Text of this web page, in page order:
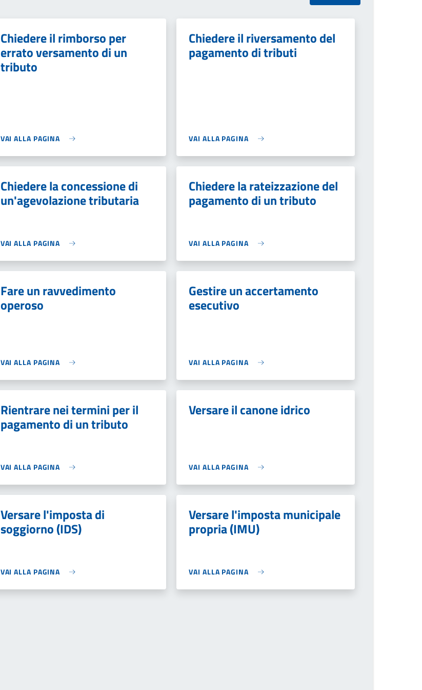
Chiedere il rimborso per
errato versamento di un
tributo
VAI ALLA PAGINA
Chiedere il riversamento del
pagamento di tributi
VAI ALLA PAGINA
Chiedere la concessione di
un'agevolazione tributaria
VAI ALLA PAGINA
Chiedere la rateizzazione del
pagamento di un tributo
VAI ALLA PAGINA
Fare un ravvedimento
operoso
VAI ALLA PAGINA
Gestire un accertamento
esecutivo
VAI ALLA PAGINA
Rientrare nei termini per il
pagamento di un tributo
VAI ALLA PAGINA
Versare il canone idrico
VAI ALLA PAGINA
Versare l'imposta di
soggiorno (IDS)
VAI ALLA PAGINA
Versare l'imposta municipale
propria (IMU)
VAI ALLA PAGINA